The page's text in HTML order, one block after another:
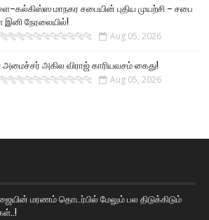
மாநகர சபையின் புதிய முயற்சி – சபை
இனி நேரலையில்!
Aug 05, 2026
அகில விராஜ் காரியவசம் கைது!
Aug 05, 2026
மரணம் தொடர்பில் மேலும் பல திடுக்கிடும்